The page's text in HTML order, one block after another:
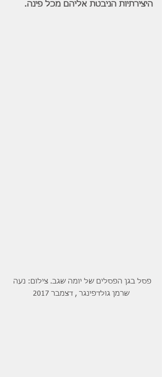
היצירתיות הניבטת אליהם מכל פינה.
פסל בגן הפסלים של יומה שגב. צילום: נעה
שרמן גולדפינגר , דצמבר 2017